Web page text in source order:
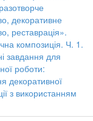
декоративне
реставрація».
композиція. Ч. 1.
завдання для
роботи:
декоративної
з використанням